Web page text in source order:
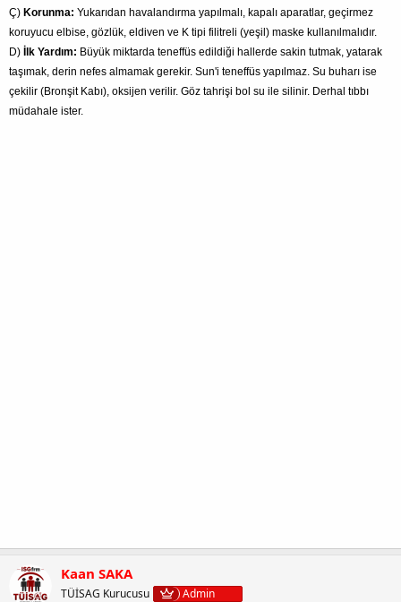
Ç) Korunma: Yukarıdan havalandırma yapılmalı, kapalı aparatlar, geçirmez
koruyucu elbise, gözlük, eldiven ve K tipi filitreli (yeşil) maske kullanılmalıdır.
D)
İlk Yardım: Büyük miktarda teneffüs edildiği hallerde sakin tutmak, yatarak
taşımak, derin nefes almamak gerekir. Sun'i teneffüs yapılmaz. Su buharı ise
çekilir (Bronşit Kabı), oksijen verilir. Göz tahrişi bol su ile silinir. Derhal tıbbı
müdahale ister.
Kaan SAKA
TÜİSAG Kurucusu Admin